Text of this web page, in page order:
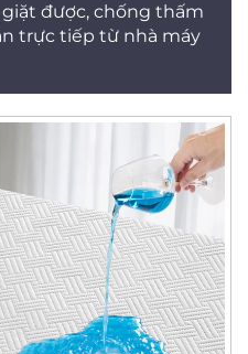
được, chống thấm
trực tiếp từ nhà máy